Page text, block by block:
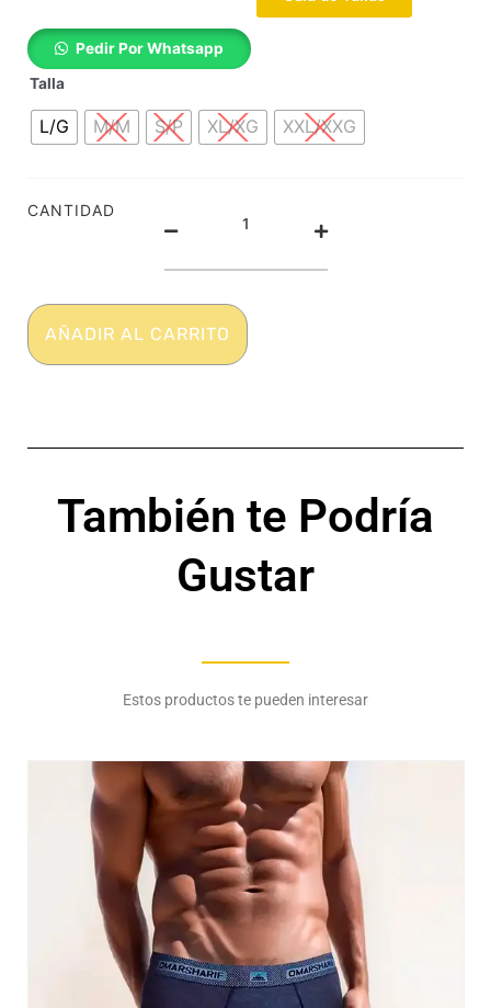
Pedir Por Whatsapp
Talla
L/G M/M S/P XL/XG XXL/XXG
CANTIDAD
22062729g
tipo
hilo
Thong
-
Transparente
MIOW
AÑADIR AL CARRITO
También te Podría
Gustar
Estos productos te pueden interesar